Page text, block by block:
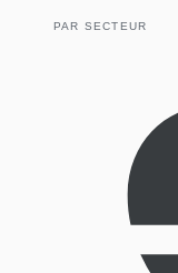
PAR SECTEUR